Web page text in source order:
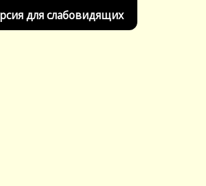
для слабовидящих